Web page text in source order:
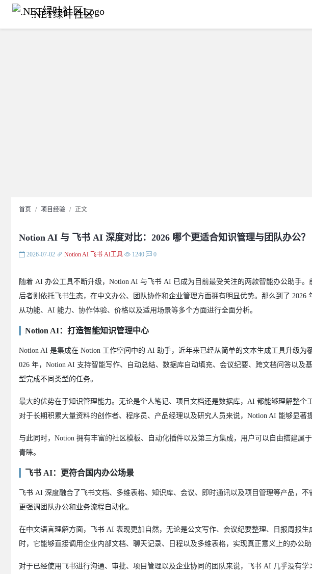
.NET绿叶社区
首页 项目经验 正文
Notion AI 与 飞书 AI 深度对比：2026 哪个更适合知识管理与团队办公？
2026-07-02 Notion AI 飞书 AI工具 1240 0
随着 AI 办公工具不断升级，Notion AI 与飞书 AI 已成为目前最受关注的两款智能办公助手。
后者则依托飞书生态，在中文办公、团队协作和企业管理方面拥有明显优势。那么到了
从功能、AI 能力、协作体验、价格以及适用场景等多个方面进行全面分析。
Notion AI：打造智能知识管理中心
Notion AI 是集成在 Notion 工作空间中的 AI 助手，近年来已经从简单的文本生成工具升级为
026 年，Notion AI 支持智能写作、自动总结、数据库自动填充、会议纪要、跨文档问答以及
型完成不同类型的任务。
最大的优势在于知识管理能力。无论是个人笔记、项目文档还是数据库，AI 都能够理解整个
对于长期积累大量资料的创作者、程序员、产品经理以及研究人员来说，Notion AI 能够显著
与此同时，Notion 拥有丰富的社区模板、自动化插件以及第三方集成，用户可以自由搭建属
青睐。
飞书 AI：更符合国内办公场景
飞书 AI 深度融合了飞书文档、多维表格、知识库、会议、即时通讯以及项目管理等产品，
更强调团队办公和业务流程自动化。
在中文语言理解方面，飞书 AI 表现更加自然，无论是公文写作、会议纪要整理、日报周报
时，它能够直接调用企业内部文档、聊天记录、日程以及多维表格，实现真正意义上的办公助
对于已经使用飞书进行沟通、审批、项目管理以及企业协同的团队来说，飞书 AI 几乎没有学